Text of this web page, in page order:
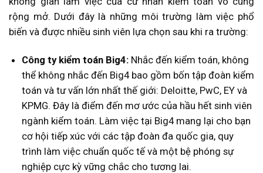
rộng mở. Dưới đây là những môi trường làm việc phổ
biến và được nhiều sinh viên lựa chọn sau khi ra trường:
Công ty kiểm toán Big4:Nhắc đến kiểm toán, không
thể không nhắc đến Big4 bao gồm bốn tập đoàn kiểm
toán và tư vấn lớn nhất thế giới: Deloitte, PwC, EY và
KPMG. Đây là điểm đến mơ ước của hầu hết sinh viên
ngành kiểm toán. Làm việc tại Big4 mang lại cho bạn
cơ hội tiếp xúc với các tập đoàn đa quốc gia, quy
trình làm việc chuẩn quốc tế và một bệ phóng sự
nghiệp cực kỳ vững chắc cho tương lai.